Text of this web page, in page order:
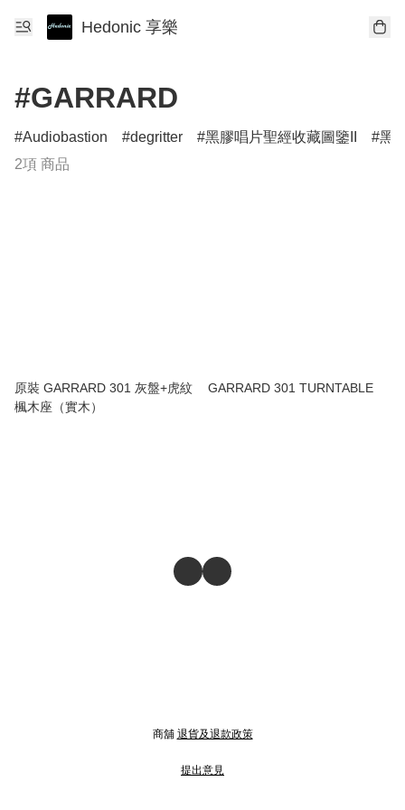
Hedonic 享樂
#GARRARD
Audiobastion degritter 黑膠唱片聖經收藏圖鑒II
黑
2項 商品
原裝 GARRARD 301 灰盤+虎紋
楓木座（實木）
GARRARD 301 TURNTABLE
商舖 退貨及退款政策
提出意見